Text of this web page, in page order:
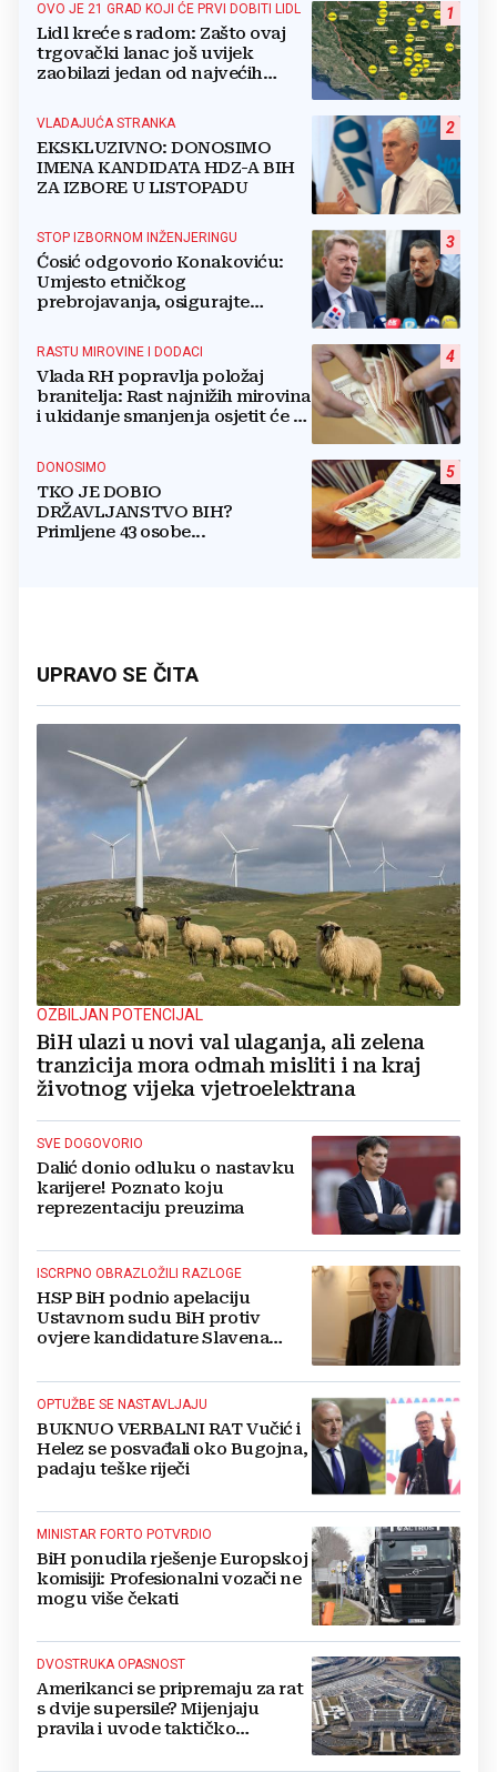
1
OVO JE 21 GRAD KOJI ĆE PRVI DOBITI LIDL
Lidl kreće s radom: Zašto ovaj
trgovački lanac još uvijek
zaobilazi jedan od najvećih
2
VLADAJUĆA STRANKA
EKSKLUZIVNO: DONOSIMO
IMENA KANDIDATA HDZ-A BIH
ZA IZBORE U LISTOPADU
3
STOP IZBORNOM INŽENJERINGU
Ćosić odgovorio Konakoviću:
Umjesto etničkog
prebrojavanja, osigurajte
4
RASTU MIROVINE I DODACI
Vlada RH popravlja položaj
branitelja: Rast najnižih mirovina
i ukidanje smanjenja osjetit će se
5
DONOSIMO
TKO JE DOBIO
DRŽAVLJANSTVO BIH?
Primljene 43 osobe...
UPRAVO SE ČITA
OZBILJAN POTENCIJAL
BiH ulazi u novi val ulaganja, ali zelena
tranzicija mora odmah misliti i na kraj
životnog vijeka vjetroelektrana
SVE DOGOVORIO
Dalić donio odluku o nastavku
karijere! Poznato koju
reprezentaciju preuzima
ISCRPNO OBRAZLOŽILI RAZLOGE
HSP BiH podnio apelaciju
Ustavnom sudu BiH protiv
ovjere kandidature Slavena
OPTUŽBE SE NASTAVLJAJU
BUKNUO VERBALNI RAT Vučić i
Helez se posvađali oko Bugojna,
padaju teške riječi
MINISTAR FORTO POTVRDIO
BiH ponudila rješenje Europskoj
komisiji: Profesionalni vozači ne
mogu više čekati
DVOSTRUKA OPASNOST
Amerikanci se pripremaju za rat
s dvije supersile? Mijenjaju
pravila i uvode taktičko